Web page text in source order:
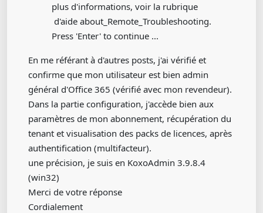
plus d'informations, voir la rubrique
d'aide about_Remote_Troubleshooting.
Press 'Enter' to continue ...
En me référant à d'autres posts, j'ai vérifié et
confirme que mon utilisateur est bien admin
général d'Office 365 (vérifié avec mon revendeur).
Dans la partie configuration, j'accède bien aux
paramètres de mon abonnement, récupération du
tenant et visualisation des packs de licences, après
authentification (multifacteur).
une précision, je suis en KoxoAdmin 3.9.8.4
(win32)
Merci de votre réponse
Cordialement